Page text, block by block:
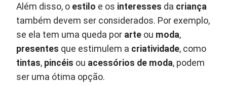
Além disso, o estilo e os interesses da criança
também devem ser considerados. Por exemplo,
se ela tem uma queda por arte ou moda,
presentes que estimulem a criatividade, como
tintas, pincéis ou acessórios de moda, podem
ser uma ótima opção.